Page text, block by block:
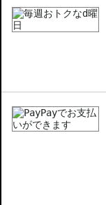
色持ちがよい